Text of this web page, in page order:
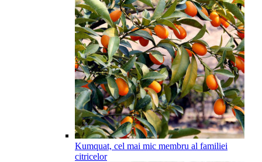
Kumquat, cel mai mic membru al familiei
citricelor